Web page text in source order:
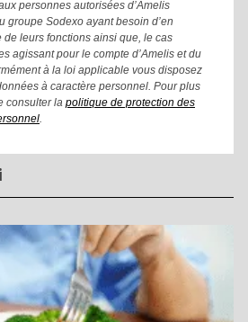
personnes autorisées d’Amelis
groupe Sodexo ayant besoin d’en
leurs fonctions ainsi que, le cas
agissant pour le compte d’Amelis et du
à la loi applicable vous disposez
à caractère personnel. Pour plus
consulter la politique de protection des
.